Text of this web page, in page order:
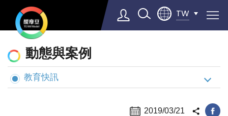
TW
▼
態
與
案
動態與案例
教育快訊
2019/03/21